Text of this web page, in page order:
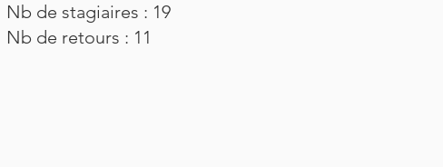
Nb de stagiaires : 19
Nb de retours : 11